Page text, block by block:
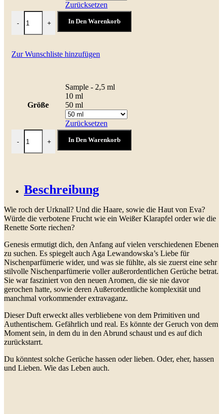
Zurücksetzen
-
Genesis Menge
+ In Den Warenkorb
Zur Wunschliste hinzufügen
Größe
Sample - 2,5 ml
10 ml
50 ml
Zurücksetzen
-
Genesis Menge
+ In Den Warenkorb
Beschreibung
Wie roch der Urknall? Und die Haare, sowie die Haut von Eva?
Würde die verbotene Frucht wie ein Weißer Klarapfel order wie die
Renette Sorte riechen?
Genesis ermutigt dich, den Anfang auf vielen verschiedenen Ebenen
zu suchen. Es spiegelt auch Aga Lewandowska’s Liebe für
Nischenparfümerie wider, und was sie fühlte, als sie zuerst eine sehr
stilvolle Nischenparfümerie voller außerordentlichen Gerüche betrat.
Sie war fasziniert von den neuen Aromen, die sie nie davor
gerochen hatte, sowie deren Außerordentliche komplexität und
manchmal vorkommender extravaganz.
Dieser Duft erweckt alles verbliebene von dem Primitiven und
Authentischem. Gefährlich und real. Es könnte der Geruch von dem
Moment sein, in dem du in den Abrund schaust und es auf dich
zurückstarrt.
Du könntest solche Gerüche hassen oder lieben. Oder, eher, hassen
und Lieben. Wie das Leben auch.